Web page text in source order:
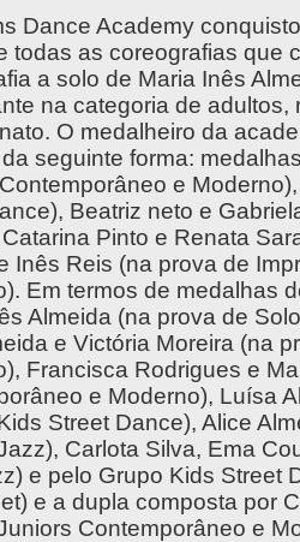
Dance Academy
todas as coreografias que
a solo de Maria Inês
na categoria de
O medalheiro da
seguinte forma:
e
Beatriz neto e
Pinto e Renata
Inês Reis (na prova de
Em termos de medalhas
Almeida (na prova de
e Victória Moreira (na
Francisca Rodrigues e
e Moderno), Luísa
Street Dance), Alice
Carlota Silva, Ema
e pelo Grupo Kids Street
e a dupla composta por
Contemporâneo e